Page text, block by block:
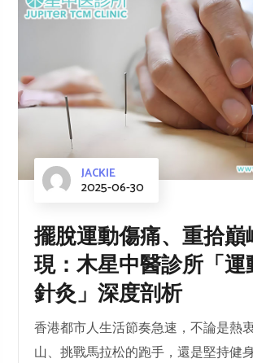
JACKIE
2025-06-30
擺脫運動傷痛、重拾
現：木星中醫診所「
針灸」深度剖析
香港都市人生活節奏急速，不論是熱
山、挑戰馬拉松的跑手，還是堅持健